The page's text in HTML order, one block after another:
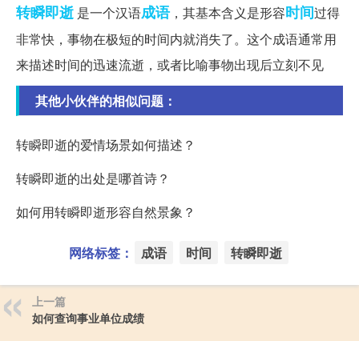
转瞬即逝 是一个汉语成语，其基本含义是形容时间过得
非常快，事物在极短的时间内就消失了。这个成语通常用
来描述时间的迅速流逝，或者比喻事物出现后立刻不见
其他小伙伴的相似问题：
转瞬即逝的爱情场景如何描述？
转瞬即逝的出处是哪首诗？
如何用转瞬即逝形容自然景象？
网络标签： 成语 时间 转瞬即逝
上一篇
如何查询事业单位成绩